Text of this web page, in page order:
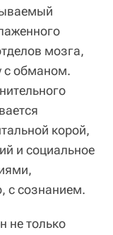
мозга,
с обманом.
корой,
и социальное
с сознанием.
не только